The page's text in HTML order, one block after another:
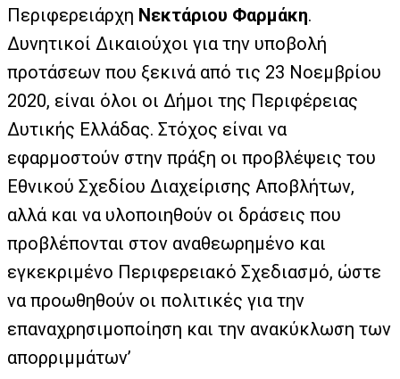
Περιφερειάρχη Νεκτάριου Φαρμάκη.
Δυνητικοί Δικαιούχοι για την υποβολή
προτάσεων που ξεκινά από τις 23 Νοεμβρίου
2020, είναι όλοι οι Δήμοι της Περιφέρειας
Δυτικής Ελλάδας. Στόχος είναι να
εφαρμοστούν στην πράξη οι προβλέψεις του
Εθνικού Σχεδίου Διαχείρισης Αποβλήτων,
αλλά και να υλοποιηθούν οι δράσεις που
προβλέπονται στον αναθεωρημένο και
εγκεκριμένο Περιφερειακό Σχεδιασμό, ώστε
να προωθηθούν οι πολιτικές για την
επαναχρησιμοποίηση και την ανακύκλωση των
απορριμμάτων’